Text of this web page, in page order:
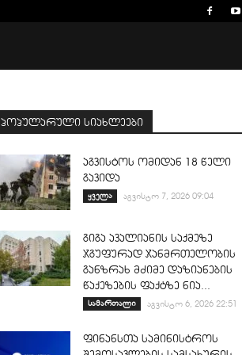
პოპულარული სიახლეები
აგვისტოს ომიდან 18 წელი
გავიდა
ყველა აგვისტო 7, 2026 09:04
გიგა ავალიანის საქმეზე
ჯგუფურად ჯანმრთელობის
განზრახ მძიმე დაზიანების
წაქეზების ფაქტზე ნია...
სამართალი აგვისტო 6, 2026 22:51
ფინანსთა სამინისტროს